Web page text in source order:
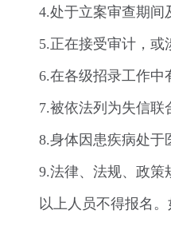
4.处于立案审查期间
5.正在接受审计，或
6.在各级招录工作中
7.被依法列为失信联
8.身体因患疾病处于
9.法律、法规、政策
以上人员不得报名